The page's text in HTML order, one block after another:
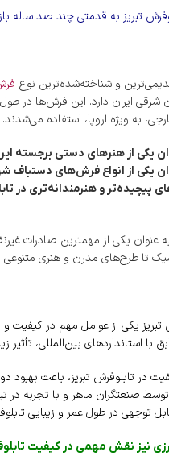
تبریز به قدمتی چند صد ساله
و شناخته‌شده‌ترین نوع
شرقی ایران دارد. این فرش‌ها در
به ویژه اروپا، استفاده می‌شدند.
یکی از هنرهای دستی برجسته
یکی از انواع فرش‌های دستباف
پیچیده‌تر و هنرمندانه‌تری در
به عنوان یکی از مهمترین صادرات
تا طرح‌های مدرن و هنری
تبریز یکی از عوامل مهم در
با استانداردهای بین‌المللی،
در تابلوفرش تبریز، باعث
صنعتگران ماهر و با تجربه در
توجهی در طول عمر و زیبایی
نیز نقش مهمی در کیفیت